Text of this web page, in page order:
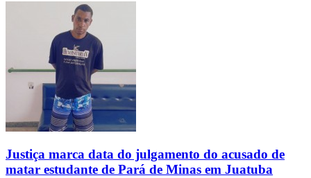
Justiça marca data do julgamento do acusado de
matar estudante de Pará de Minas em Juatuba